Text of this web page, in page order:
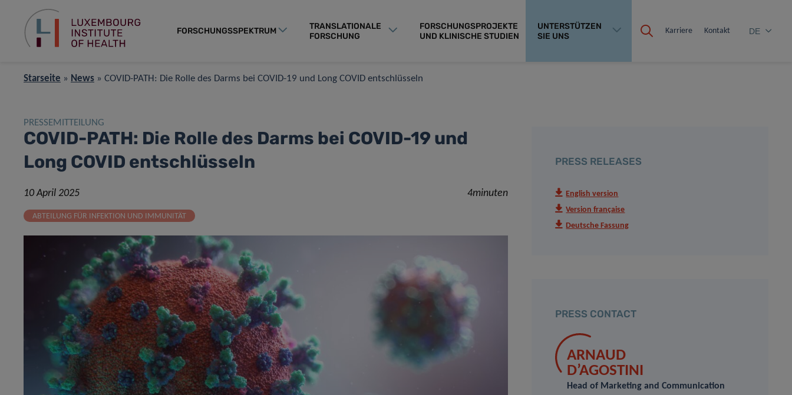
FORSCHUNGSSPEKTRUM
TRANSLATIONALE
FORSCHUNG
FORSCHUNGSPROJEKTE
UND KLINISCHE STUDIEN
UNTERSTÜTZEN
SIE UNS
Karriere Kontakt DE
Starseite » News » COVID-PATH: Die Rolle des Darms bei COVID-19 und Long COVID entschlüsseln
PRESSEMITTEILUNG
COVID-PATH: Die Rolle des Darms bei COVID-19 und
Long COVID entschlüsseln
10 April 2025 4minuten
ABTEILUNG FÜR INFEKTION UND IMMUNITÄT
PRESS RELEASES
English version
Version française
Deutsche Fassung
PRESS CONTACT
ARNAUD
D’AGOSTINI
Head of Marketing and Communication